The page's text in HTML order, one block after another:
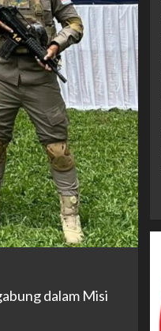
dalam Misi